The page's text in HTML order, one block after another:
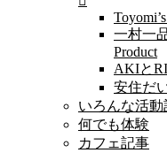
一村一
Product
AKIと
安住だ
いろんな活動
何でも体験
カフェ記事